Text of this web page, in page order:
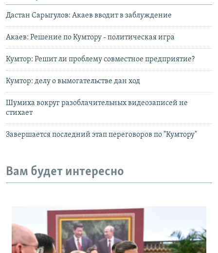
Дастан Сарыгулов: Акаев вводит в заблуждение
Акаев: Решение по Кумтору - политическая игра
Кумтор: Решит ли проблему совместное предприятие?
Кумтор: делу о вымогательстве дан ход
Шумиха вокруг разоблачительных видеозаписей не
стихает
Завершается последний этап переговоров по "Кумтору"
Вам будет интересно